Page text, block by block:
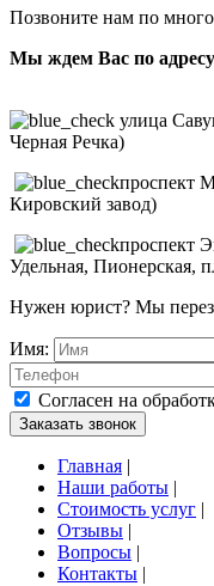
Позвоните нам по
Мы ждем Вас по
улица
Черная Речка)
проспект
Кировский завод)
проспект
Удельная, Пионерская,
Нужен юрист? Мы
Имя:
Согласен на
Заказать звонок
Главная |
Наши работы |
Стоимость услуг |
Отзывы |
Вопросы |
Контакты |